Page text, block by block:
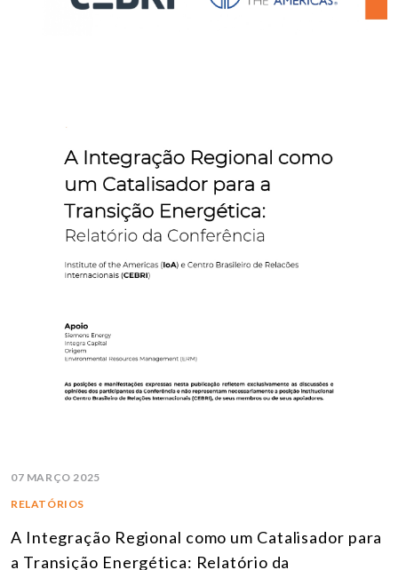
07 MARÇO 2025
RELATÓRIOS
A Integração Regional como um Catalisador para
a Transição Energética: Relatório da